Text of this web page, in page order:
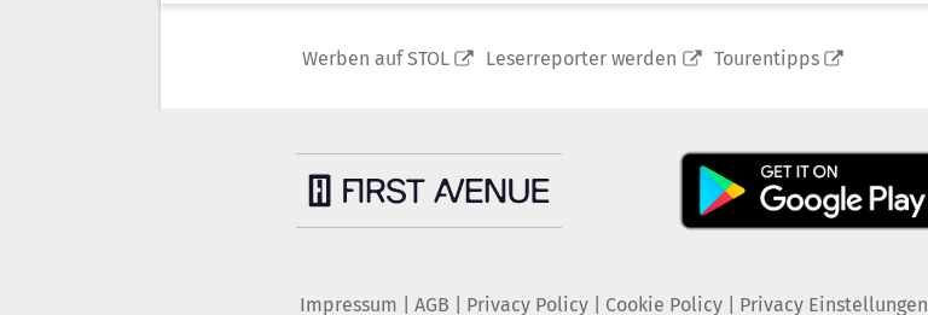
Werben auf STOL Leserreporter werden Tourentipps
Impressum AGB Privacy Policy| Cookie Policy| Privacy Einstellungen